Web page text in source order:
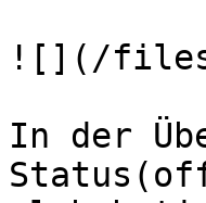
![](/files/
In der